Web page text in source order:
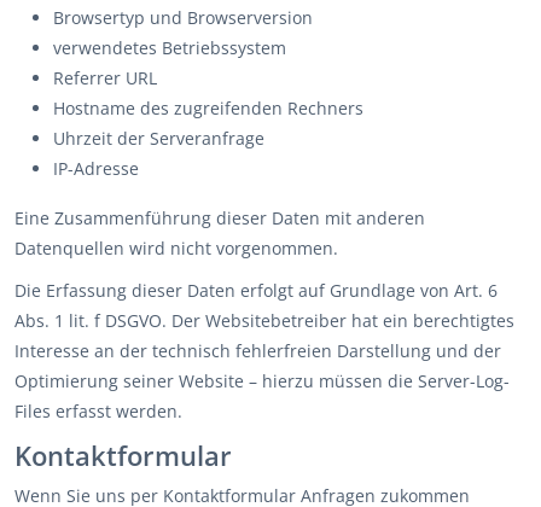
Browsertyp und Browserversion
verwendetes Betriebssystem
Referrer URL
Hostname des zugreifenden Rechners
Uhrzeit der Serveranfrage
IP-Adresse
Eine Zusammenführung dieser Daten mit anderen
Datenquellen wird nicht vorgenommen.
Die Erfassung dieser Daten erfolgt auf Grundlage von Art. 6
Abs. 1 lit. f DSGVO. Der Websitebetreiber hat ein berechtigtes
Interesse an der technisch fehlerfreien Darstellung und der
Optimierung seiner Website – hierzu müssen die Server-Log-
Files erfasst werden.
Kontaktformular
Wenn Sie uns per Kontaktformular Anfragen zukommen